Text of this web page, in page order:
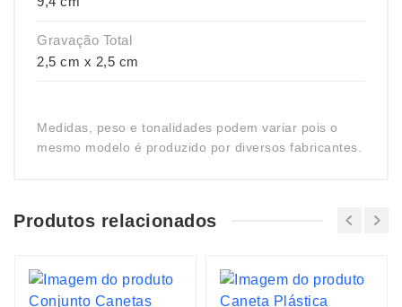
Gravação Total
2,5 cm x 2,5 cm
Medidas, peso e tonalidades podem variar pois o
mesmo modelo é produzido por diversos fabricantes.
Produtos relacionados